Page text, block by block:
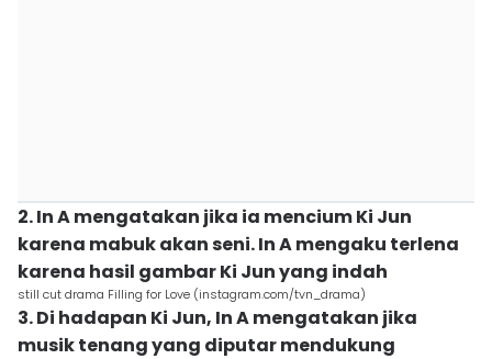
2. In A mengatakan jika ia mencium Ki Jun
karena mabuk akan seni. In A mengaku terlena
karena hasil gambar Ki Jun yang indah
still cut drama Filling for Love (instagram.com/tvn_drama)
3. Di hadapan Ki Jun, In A mengatakan jika
musik tenang yang diputar mendukung